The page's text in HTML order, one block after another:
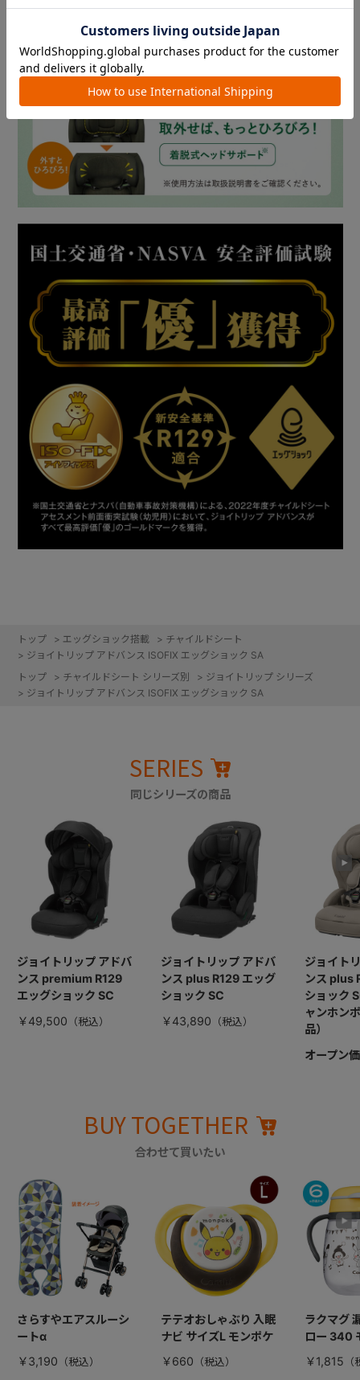
トップ > エッグショック搭載 > チャイルドシート
> ジョイトリップ アドバンス ISOFIX エッグショック SA
トップ
> チャイルドシート シリーズ別 > ジョイトリップ シリーズ
> ジョイトリップ アドバンス ISOFIX エッグショック SA
SERIES
同じシリーズの商品
ジョイトリップ アドバ
ンス premium R129
エッグショック SC
￥49,500
ジョイトリップ アドバ
ンス plus R129 エッグ
ショック SC
￥43,890
ジョイト
ンス plus
ショック
ャンホン
品）
オープン
BUY TOGETHER
合わせて買いたい
さらすやエアスルーシ
ートα
￥3,190
テテオおしゃぶり 入眠
ナビ サイズL モンポケ
￥660
ラクマグ
ロー 340
￥1,815